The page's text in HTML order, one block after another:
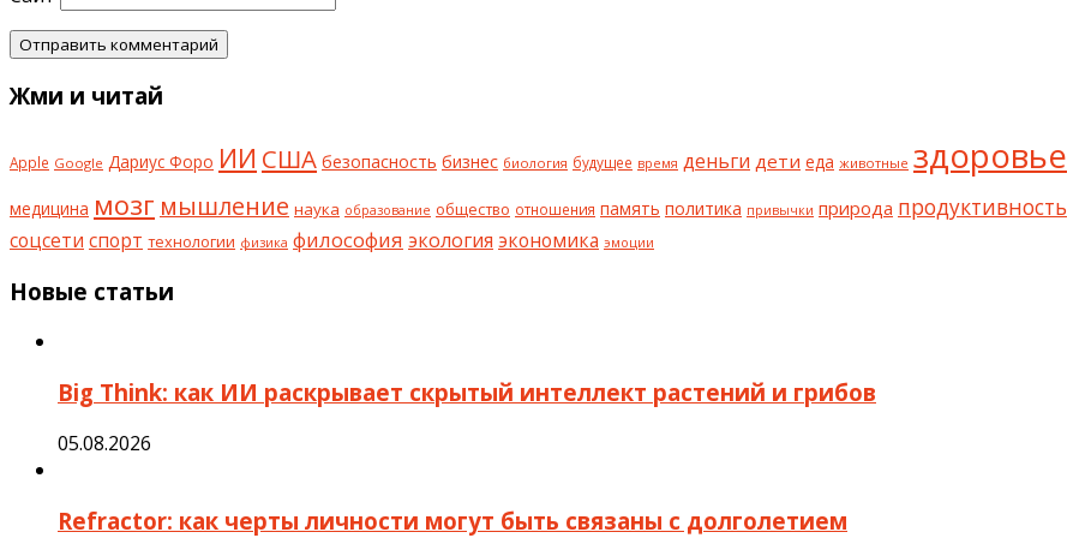
Жми и читай
Apple Google Дариус Форо ИИ США безопасность бизнес биология будущее время деньги дети еда животные здоровье
медицина мозг мышление наука образование общество отношения память политика привычки природа продуктивность
соцсети спорт технологии физика философия экология экономика эмоции
Новые статьи
Big Think: как ИИ раскрывает скрытый интеллект растений и грибов
05.08.2026
Refractor: как черты личности могут быть связаны с долголетием